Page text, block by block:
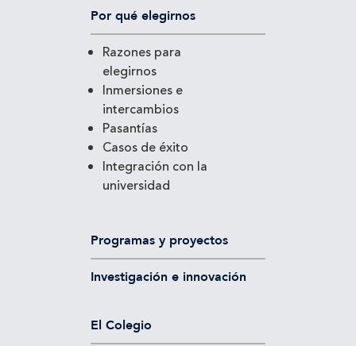
Por qué elegirnos
Razones para
elegirnos
Inmersiones e
intercambios
Pasantías
Casos de éxito
Integración con la
universidad
Programas y proyectos
Investigación e innovación
El Colegio